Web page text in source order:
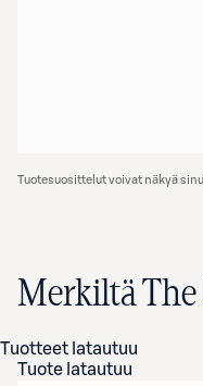
Tuotesuosittelut voivat näkyä
Merkiltä
Tuotteet latautuu
Tuote latautuu